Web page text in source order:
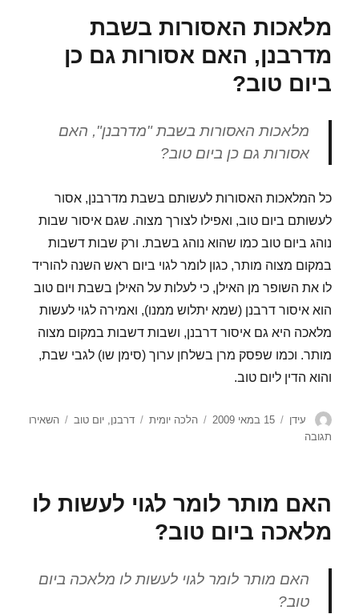
מלאכות האסורות בשבת
מדרבנן, האם אסורות גם כן
ביום טוב?
מלאכות האסורות בשבת "מדרבנן", האם
אסורות גם כן ביום טוב?
כל המלאכות האסורות לעשותם בשבת מדרבנן, אסור
לעשותם ביום טוב, ואפילו לצורך מצוה. שגם איסור שבות
נוהג ביום טוב כמו שהוא נוהג בשבת. ורק שבות דשבות
במקום מצוה מותר, כגון לומר לגוי ביום ראש השנה להוריד
לו את השופר מן האילן, כי לעלות על האילן בשבת ויום טוב
הוא איסור דרבנן (שמא יתלוש ממנו), ואמירה לגוי לעשות
מלאכה היא גם איסור דרבנן, ושבות דשבות במקום מצוה
מותר. וכמו שפסק מרן בשלחן ערוך (סימן שו) לגבי שבת,
והוא הדין ליום טוב.
מחבר
עידן
פורסם
15 במאי 2009 קטגוריות
הלכה יומית תגיות
דרבנן,יום טוב
השאירו
תגובה
מדרבנן,
האם
אסורות
ביום
טוב?
האם מותר לומר לגוי לעשות לו
מלאכה ביום טוב?
האם מותר לומר לגוי לעשות לו מלאכה ביום
טוב?